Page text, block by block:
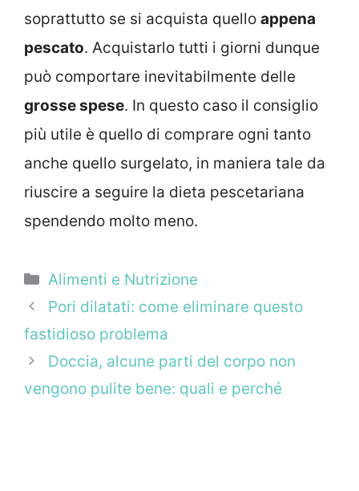
soprattutto se si acquista quello appena
pescato. Acquistarlo tutti i giorni dunque
può comportare inevitabilmente delle
grosse spese. In questo caso il consiglio
più utile è quello di comprare ogni tanto
anche quello surgelato, in maniera tale da
riuscire a seguire la dieta pescetariana
spendendo molto meno.
Categorie
Alimenti e Nutrizione
Pori dilatati: come eliminare questo
fastidioso problema
Doccia, alcune parti del corpo non
vengono pulite bene: quali e perché